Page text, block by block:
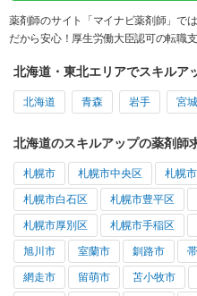
薬剤師のサイト「マイナビ薬剤師」で
だから安心！厚生労働大臣認可の転職支
北海道・東北エリアでスキルア
北海道 青森 岩手 宮城
北海道のスキルアップの薬剤師
札幌市 札幌市中央区 札幌
札幌市白石区 札幌市豊平区
札幌市厚別区 札幌市手稲区
旭川市 室蘭市 釧路市
網走市 留萌市 苫小牧市